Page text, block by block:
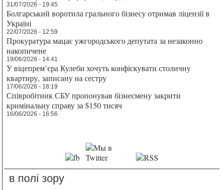
31/07/2026 - 19:45
Болгарський воротила грального бізнесу отримав ліцензії в
Україні
22/07/2026 - 12:59
Прокуратура мацає ужгородського депутата за незаконно
накопичене
19/06/2026 - 14:41
У віцепрем’єра Кулеби хочуть конфіскувати столичну
квартиру, записану на сестру
17/06/2026 - 18:19
Співробітник СБУ пропонував бізнесмену закрити
кримінальну справу за $150 тисяч
16/06/2026 - 16:56
в полі зору